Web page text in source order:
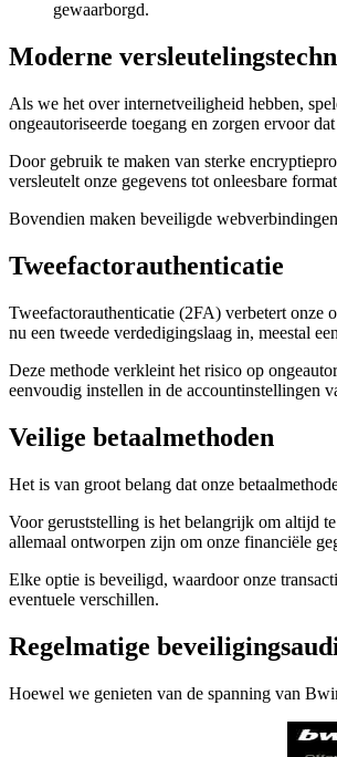
gewaarborgd.
Moderne
Als we het over internetveiligheid hebben,
ongeautoriseerde toegang en zorgen ervoor
Door gebruik te maken van sterke
versleutelt onze gegevens tot onleesbare
Bovendien maken beveiligde
Tweefactorauthenticatie
Tweefactorauthenticatie (2FA) verbetert onze
nu een tweede verdedigingslaag in, meestal
Deze methode verkleint het risico op
eenvoudig instellen in de accountinstellingen
Veilige betaalmethoden
Het is van groot belang dat onze
Voor geruststelling is het belangrijk om altijd
allemaal ontworpen zijn om onze financiële
Elke optie is beveiligd, waardoor onze
eventuele verschillen.
Regelmatige
Hoewel we genieten van de spanning van